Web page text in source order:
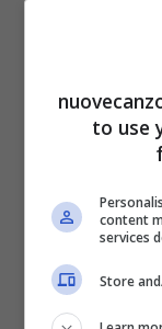
to use
content
services
Store